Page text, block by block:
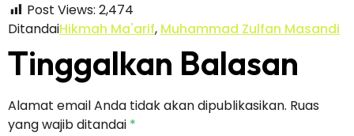
Post Views: 2,474
DitandaiHikmah Ma'arif, Muhammad Zulfan Masandi
Tinggalkan Balasan
Alamat email Anda tidak akan dipublikasikan. Ruas
yang wajib ditandai *